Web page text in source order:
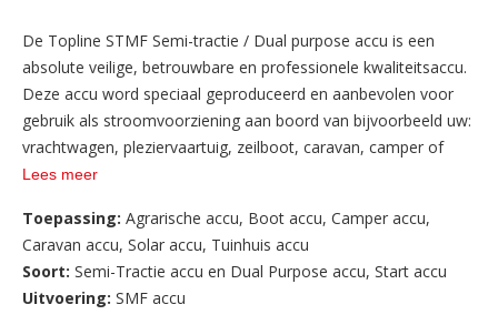
De Topline STMF Semi-tractie / Dual purpose accu is een
absolute veilige, betrouwbare en professionele kwaliteitsaccu.
Deze accu word speciaal geproduceerd en aanbevolen voor
gebruik als stroomvoorziening aan boord van bijvoorbeeld uw:
vrachtwagen, pleziervaartuig, zeilboot, caravan, camper of
caravanmover. Deze Topline STMF accu kan voor zowel start
dus de ideale accu voor vrijwel iedere toepassing aan boord
van uw vrachtwagen, recreatie of marine toepassing.
Lees meer
Toepassing: Agrarische accu, Boot accu, Camper accu,
Caravan accu, Solar accu, Tuinhuis accu
Soort: Semi-Tractie accu en Dual Purpose accu, Start accu
Uitvoering: SMF accu